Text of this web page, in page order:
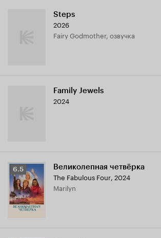
Steps
2026
Fairy Godmother, озвучка
Family Jewels
2024
Рейтинг
Кинопоиска
6.5
6.5 Великолепная четвёрка
The Fabulous Four, 2024
Marilyn